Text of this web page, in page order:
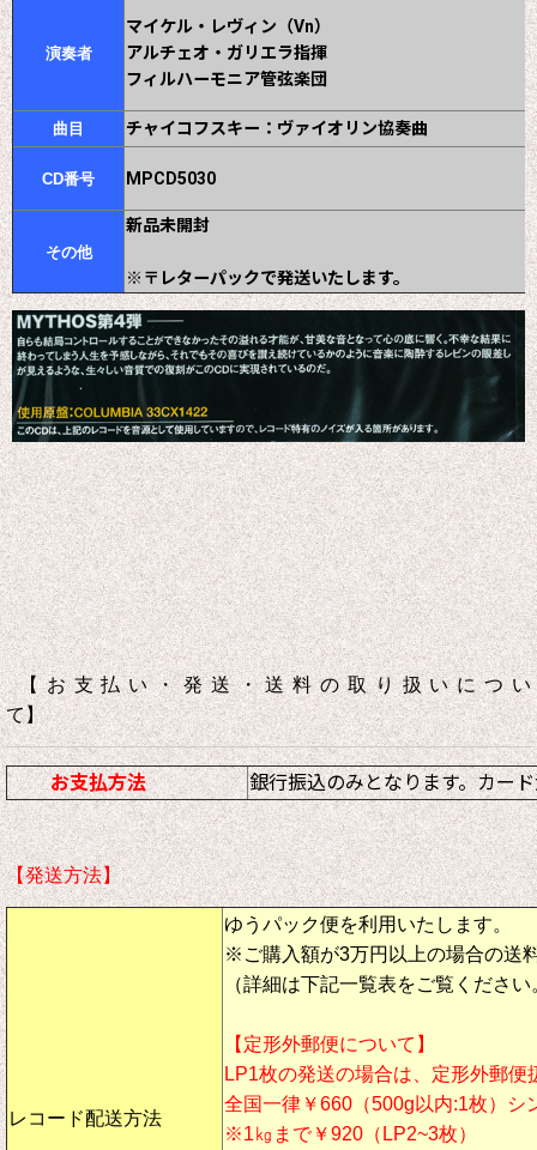
演奏者
マイケル・レヴィン（Vn）
アルチェオ・ガリエラ指揮
フィルハーモニア管弦楽団
曲目 チャイコフスキー：ヴァイオリン協奏曲
CD番号 MPCD5030
その他
新品未開封
※〒レターパックで発送いたします。
【お支払い・発送・送料の取り扱いについ
て】
お支払方法 銀行振込のみとなります。カー
【発送方法】
レコード配送方法
ゆうパック便を利用いたします。
※ご購入額が3万円以上の場合の送
（詳細は下記一覧表をご覧ください
【定形外郵便について】
LP1枚の発送の場合は、定形外郵便
全国一律￥660（500g以内:1枚）シ
※1㎏まで￥920（LP2~3枚）